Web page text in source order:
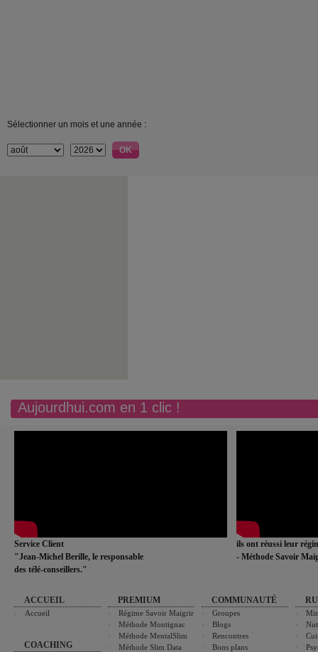
Sélectionner un mois et une année :
Aujourdhui.com en 1 clic !
Service Client
"Jean-Michel Berille, le responsable
des télé-conseillers."
ils ont réussi leur
- Méthode Savoir
ACCUEIL
Accueil
COACHING
PREMIUM
Régime Savoir Maigrir
Méthode Montignac
Méthode MentalSlim
Méthode Slim Data
COMMUNAUTÉ
Groupes
Blogs
Rencontres
Bons plans